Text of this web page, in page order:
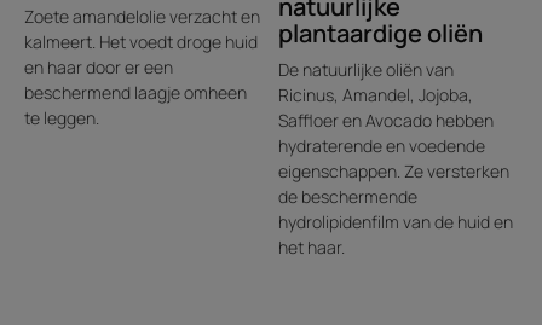
• VOEDT ZONDER TE VERZWAREN : onthult zijdezacht
haar.
• EEN DAGELIJKS BEAUTYGEBAAR : laat één à twee
minuten inwerken om het haar perfect te kunnen
ontwarren.
Recyclage
Zoete amandelolie verzacht en
kalmeert. Het voedt droge huid
en haar door er een
beschermend laagje omheen
te leggen.
natuurlijke
plantaardige oliën
De natuurlijke oliën van
Ricinus, Amandel, Jojoba,
Saffloer en Avocado hebben
hydraterende en voedende
eigenschappen. Ze versterken
de beschermende
hydrolipidenfilm van de huid en
het haar.